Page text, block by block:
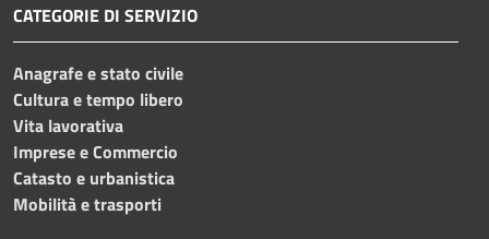
CATEGORIE DI SERVIZIO
Anagrafe e stato civile
Cultura e tempo libero
Vita lavorativa
Imprese e Commercio
Catasto e urbanistica
Mobilità e trasporti